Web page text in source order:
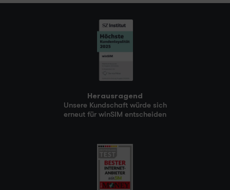
Herausragend
Unsere Kundschaft würde sich
erneut für winSIM entscheiden